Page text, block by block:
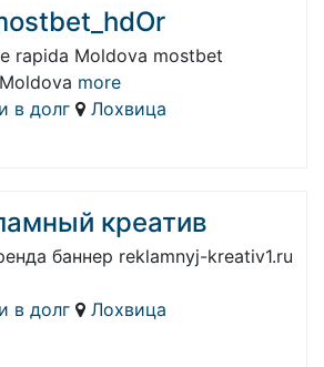
rapida Moldova mostbet
more
в долг
Лохвица
креатив
баннер reklamnyj-kreativ1.ru
в долг
Лохвица